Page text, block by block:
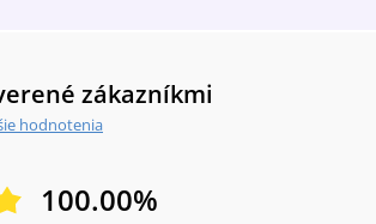
zákazníkmi
hodnotenia
100.00%